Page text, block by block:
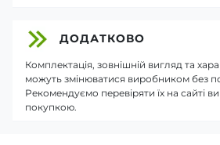
ДОДАТКОВО
Комплектація, зовнішній вигляд та
можуть змінюватися виробником без
Рекомендуємо перевіряти їх на сайті
покупкою.